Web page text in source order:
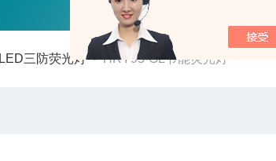
LED三防荧光灯-HRY95-GL节能荧光灯